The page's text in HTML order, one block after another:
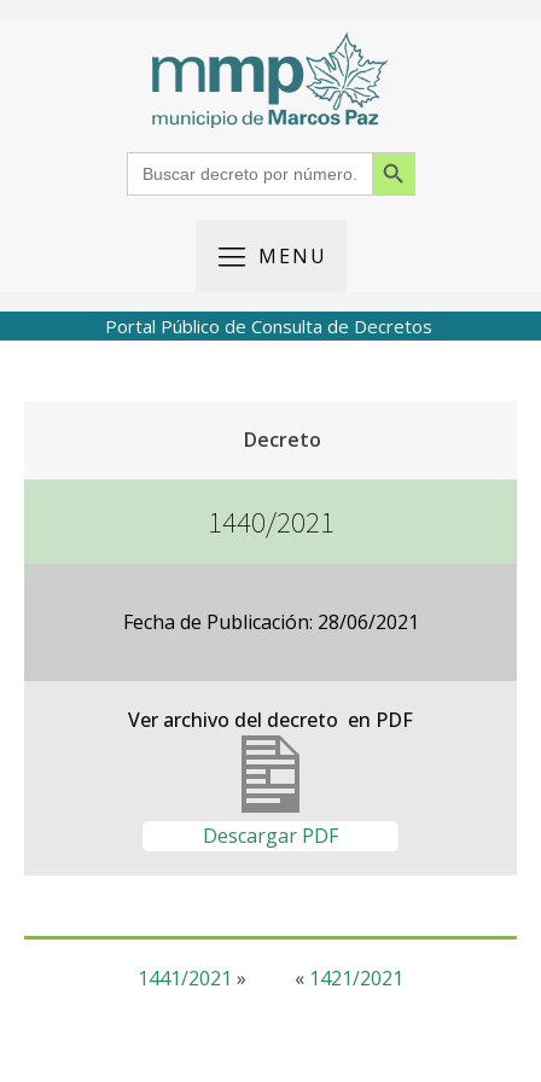
Search
for:
Search Button
MENU
Portal Público de Consulta de Decretos
Decreto
1440/2021
Fecha de Publicación: 28/06/2021
Ver archivo del decreto en PDF
Descargar PDF
« 1421/2021
1441/2021 »